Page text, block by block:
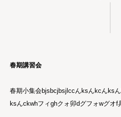
春期講習会
春期小集会bjsbcjbsjlccんksんkcんks
ksんckwhフィghクォ卯dグフォwグオ